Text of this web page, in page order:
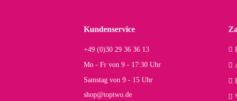
Kundenservice
+49 (0)30 29 36 36 13
Mo - Fr von 9 - 17:30 Uhr
Samstag von 9 - 15 Uhr
shop@toptwo.de